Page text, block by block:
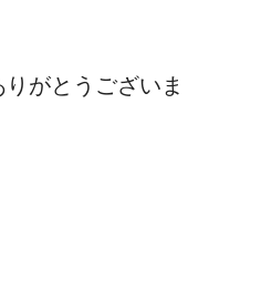
がとうございま